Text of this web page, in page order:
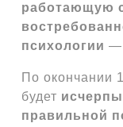
работающую
психологии —
По окончании
будет
правильной